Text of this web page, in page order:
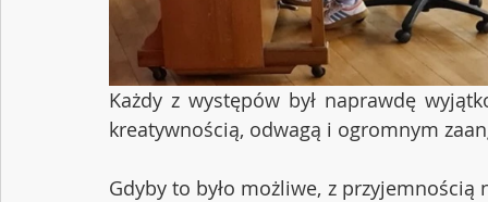
Każdy z występów był naprawdę
kreatywnością, odwagą i ogromnym
Gdyby to było możliwe, z przyjemnością